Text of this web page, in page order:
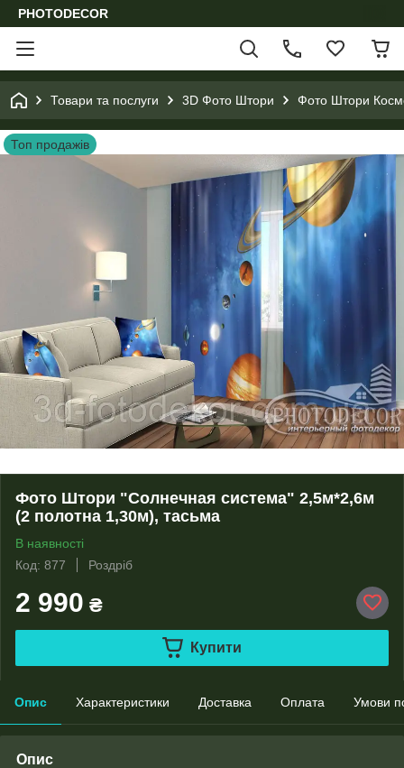
PHOTODECOR
Товари та послуги 3D Фото Штори Фото Штори
Топ продажів
Фото Штори "Солнечная система" 2,5м*2,6м
(2 полотна 1,30м), тасьма
В наявності
Код: 877
Роздріб
2 990 ₴
Купити
Опис Характеристики Доставка Оплата Умови
Опис